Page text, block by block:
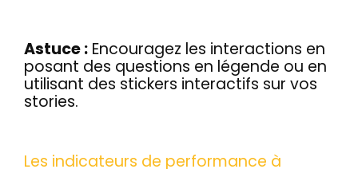
Astuce : Encouragez les interactions en
posant des questions en légende ou en
utilisant des stickers interactifs sur vos
stories.
Les indicateurs de performance à